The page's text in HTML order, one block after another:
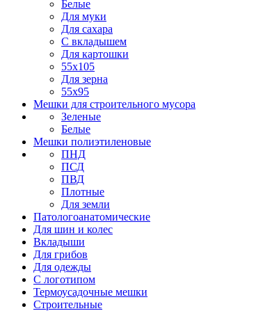
Белые
Для муки
Для сахара
С вкладышем
Для картошки
55х105
Для зерна
55х95
Мешки для строительного мусора
Зеленые
Белые
Мешки полиэтиленовые
ПНД
ПСД
ПВД
Плотные
Для земли
Патологоанатомические
Для шин и колес
Вкладыши
Для грибов
Для одежды
С логотипом
Термоусадочные мешки
Строительные